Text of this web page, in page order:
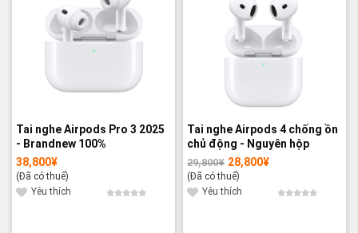
Tai nghe Airpods Pro 3 2025
- Brandnew 100%
38,800¥
(Đã có thuế)
Yêu thích
Tai nghe Airpods 4 chống ồn
chủ động - Nguyên hộp
29,800¥
Giá
gốc
là:
29,800¥.
28,800¥
Giá
hiện
tại
là:
28,800¥.
(Đã có thuế)
Yêu thích